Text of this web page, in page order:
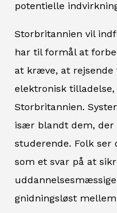
potentielle
Storbritannien vil
har til formål at
at kræve, at
elektronisk
Storbritannien.
især blandt dem, der
studerende. Folk ser
som et svar på at
gnidningsløst